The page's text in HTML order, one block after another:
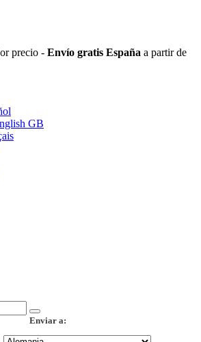
precio - Envío gratis España a partir de
GB
Enviar a: